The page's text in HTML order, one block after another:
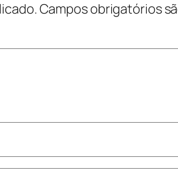
Campos obrigatórios